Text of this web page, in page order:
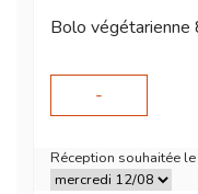
Bolo végétarienne
-
Réception souhaitée le